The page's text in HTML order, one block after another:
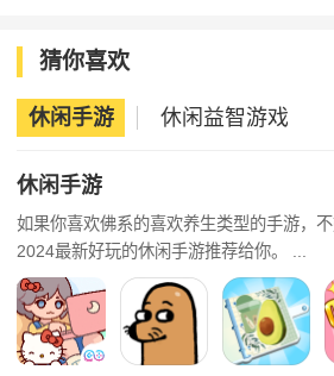
猜你喜欢
休闲手游 休闲益智游戏
休闲手游
如果你喜欢佛系的喜欢养生类型的手游，
2024最新好玩的休闲手游推荐给你。 ...